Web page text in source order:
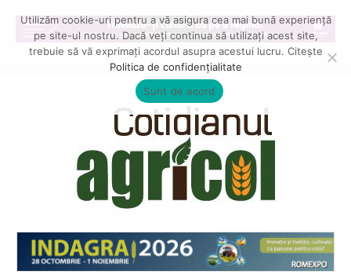
Utilizăm cookie-uri pentru a vă asigura cea mai bună experiență
pe site-ul nostru. Dacă veți continua să utilizați acest site,
trebuie să vă exprimați acordul asupra acestui lucru. Citește
Politica de confidențialitate
Sunt de acord